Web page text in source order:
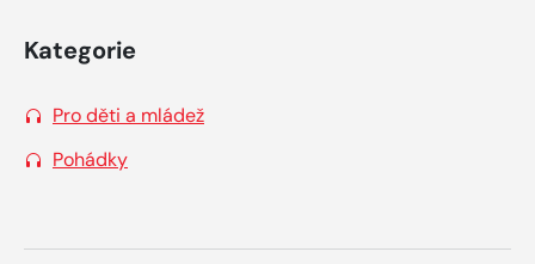
Kategorie
Pro děti a mládež
Pohádky